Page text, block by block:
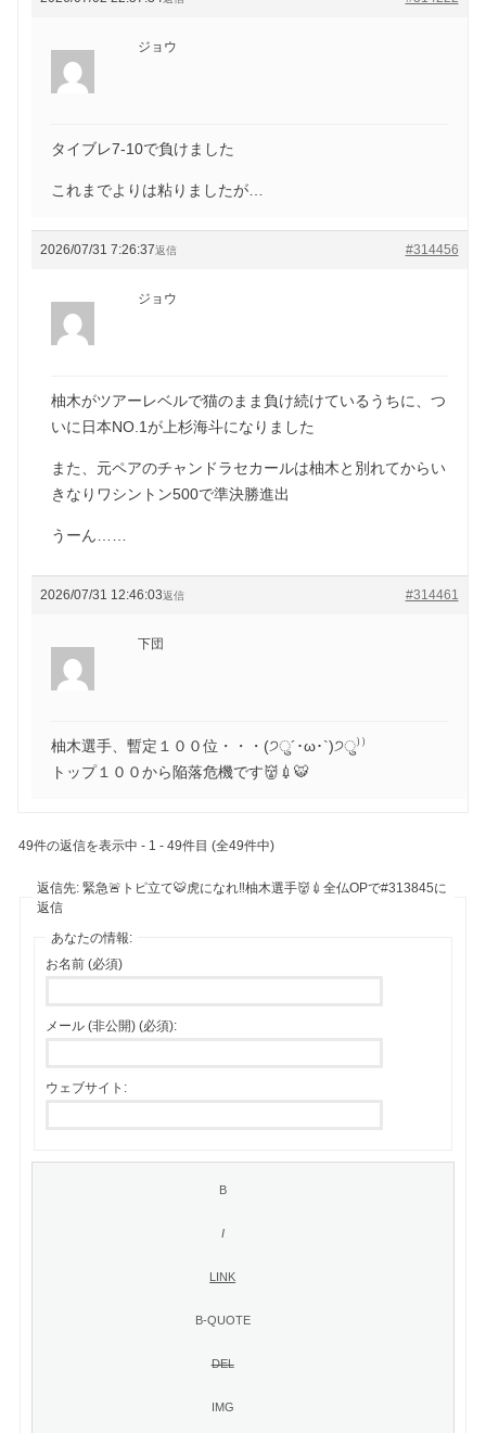
ジョウ
タイブレ7-10で負けました
これまでよりは粘りましたが…
2026/07/31 7:26:37 #314456
返信
ジョウ
柚木がツアーレベルで猫のまま負け続けているうちに、つ
いに日本NO.1が上杉海斗になりました
また、元ペアのチャンドラセカールは柚木と別れてからい
きなりワシントン500で準決勝進出
うーん……
2026/07/31 12:46:03 #314461
返信
下団
柚木選手、暫定１００位・・・(੭ु´･ω･`)੭ु⁾⁾
トップ１００から陥落危機です👹💉🐯
49件の返信を表示中 - 1 - 49件目 (全49件中)
返信先: 緊急🚨トピ立て🐯虎になれ‼️柚木選手👹💉全仏OPで#313845に
返信
あなたの情報:
お名前 (必須)
メール (非公開) (必須):
ウェブサイト: